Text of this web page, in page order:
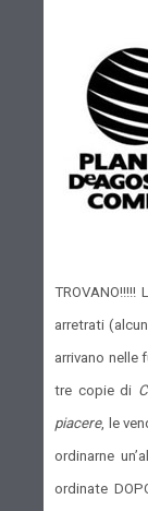
arretrati
arrivano nelle
tre copie di
piacere, le
ordinarne
ordinate